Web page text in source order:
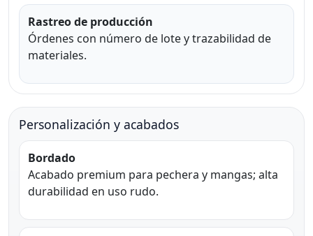
Rastreo de producción
Órdenes con número de lote y trazabilidad de
materiales.
Personalización y acabados
Bordado
Acabado premium para pechera y mangas; alta
durabilidad en uso rudo.